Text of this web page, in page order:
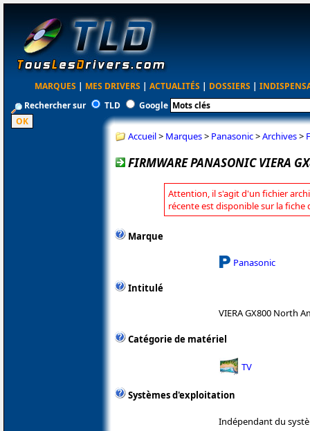
MARQUES | MES DRIVERS | ACTUALITÉS | DOSSIERS |
Rechercher sur
TLD Google
Accueil> Marques> Panasonic>Archives>
FIRMWARE PANASONIC VIERA
Attention, il s'agit d'un fichier
récente est disponible sur la fiche
Marque
Panasonic
Intitulé
VIERA GX800 North
Catégorie de matériel
TV
Systèmes d'exploitation
Indépendant du